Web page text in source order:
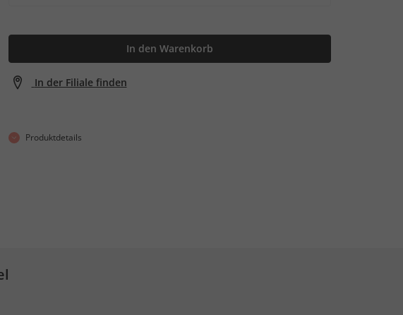
In den Warenkorb
In der Filiale finden
Produktdetails